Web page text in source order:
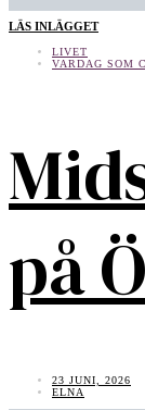
LÄS INLÄGGET
LIVET
VARDAG SOM
på
23 JUNI, 2026
ELNA